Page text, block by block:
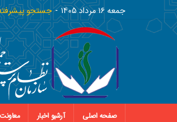
جمعه ١٦ مرداد ١٤٠٥ جستجو
صفحه اصلی آرشیو اخبار